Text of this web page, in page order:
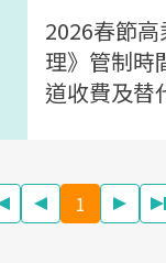
2026春節
理》管制時
道收費及替
1